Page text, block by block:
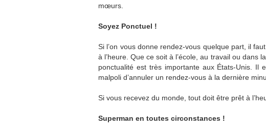
mœurs.
Soyez Ponctuel !
Si l’on vous donne rendez-vous quelque part, il
à l’heure. Que ce soit à l’école, au travail ou dans
ponctualité est très importante aux États-Unis. Il
malpoli d’annuler un rendez-vous à la dernière
Si vous recevez du monde, tout doit être prêt à
Superman en toutes circonstances !